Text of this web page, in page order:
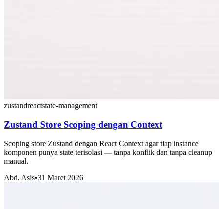
zustandreactstate-management
Zustand Store Scoping dengan Context
Scoping store Zustand dengan React Context agar tiap instance
komponen punya state terisolasi — tanpa konflik dan tanpa cleanup
manual.
Abd. Asis•31 Maret 2026